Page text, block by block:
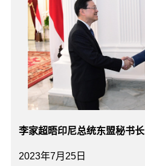
2023年7月25日
李家超晤印尼总统东盟秘书长